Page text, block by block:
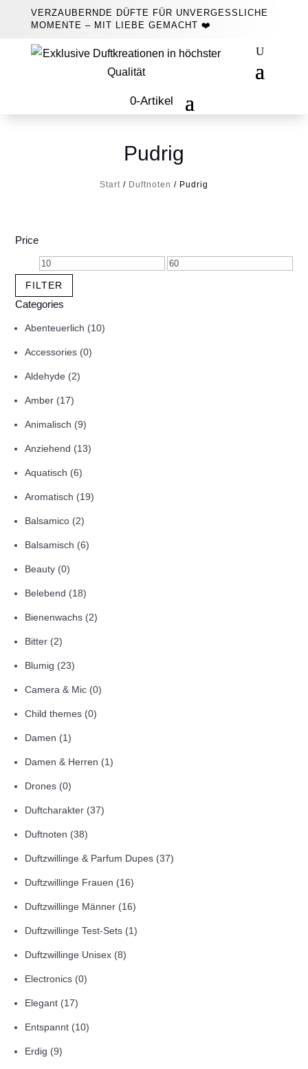
VERZAUBERNDE DÜFTE FÜR UNVERGESSLICHE
MOMENTE – MIT LIEBE GEMACHT ❤️
0-Artikel
Pudrig
Start / Duftnoten / Pudrig
Price
Min.
Preis
Max.
FILTER
Categories
Abenteuerlich (10)
Accessories (0)
Aldehyde (2)
Amber (17)
Animalisch (9)
Anziehend (13)
Aquatisch (6)
Aromatisch (19)
Balsamico (2)
Balsamisch (6)
Beauty (0)
Belebend (18)
Bienenwachs (2)
Bitter (2)
Blumig (23)
Camera & Mic (0)
Child themes (0)
Damen (1)
Damen & Herren (1)
Drones (0)
Duftcharakter (37)
Duftnoten (38)
Duftzwillinge & Parfum Dupes (37)
Duftzwillinge Frauen (16)
Duftzwillinge Männer (16)
Duftzwillinge Test-Sets (1)
Duftzwillinge Unisex (8)
Electronics (0)
Elegant (17)
Entspannt (10)
Erdig (9)